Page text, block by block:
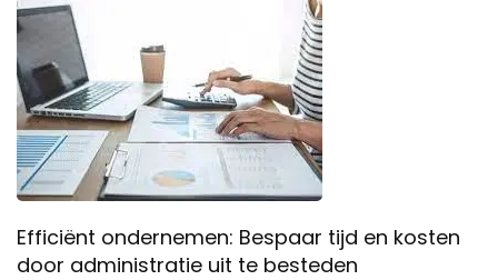
Efficiënt ondernemen: Bespaar tijd en kosten
door administratie uit te besteden